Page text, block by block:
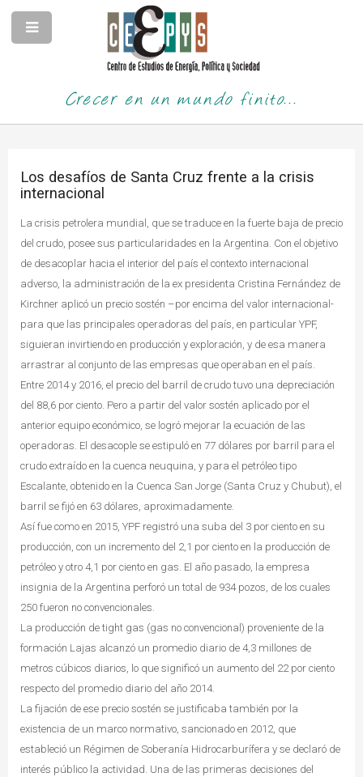
Crecer en un mundo finito...
Los desafíos de Santa Cruz frente a la crisis
internacional
La crisis petrolera mundial, que se traduce en la fuerte baja de precio
del crudo, posee sus particularidades en la Argentina. Con el objetivo
de desacoplar hacia el interior del país el contexto internacional
adverso, la administración de la ex presidenta Cristina Fernández de
Kirchner aplicó un precio sostén –por encima del valor internacional-
para que las principales operadoras del país, en particular YPF,
siguieran invirtiendo en producción y exploración, y de esa manera
arrastrar al conjunto de las empresas que operaban en el país.
Entre 2014 y 2016, el precio del barril de crudo tuvo una depreciación
del 88,6 por ciento. Pero a partir del valor sostén aplicado por el
anterior equipo económico, se logró mejorar la ecuación de las
operadoras. El desacople se estipuló en 77 dólares por barril para el
crudo extraído en la cuenca neuquina, y para el petróleo tipo
Escalante, obtenido en la Cuenca San Jorge (Santa Cruz y Chubut), el
barril se fijó en 63 dólares, aproximadamente.
Así fue como en 2015, YPF registró una suba del 3 por ciento en su
producción, con un incremento del 2,1 por ciento en la producción de
petróleo y otro 4,1 por ciento en gas. El año pasado, la empresa
insignia de la Argentina perforó un total de 934 pozos, de los cuales
250 fueron no convencionales.
La producción de tight gas (gas no convencional) proveniente de la
formación Lajas alcanzó un promedio diario de 4,3 millones de
metros cúbicos diarios, lo que significó un aumento del 22 por ciento
respecto del promedio diario del año 2014.
La fijación de ese precio sostén se justificaba también por la
existencia de un marco normativo, sancionado en 2012, que
estableció un Régimen de Soberanía Hidrocarburífera y se declaró de
interés público la actividad. Una de las primeras decisiones del